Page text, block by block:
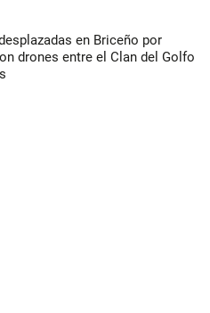
en Briceño por
drones entre el Clan del Golfo